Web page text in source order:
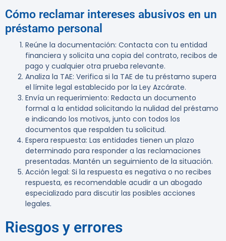
Cómo reclamar intereses abusivos en un
préstamo personal
Reúne la documentación: Contacta con tu entidad
financiera y solicita una copia del contrato, recibos de
pago y cualquier otra prueba relevante.
Analiza la TAE: Verifica si la TAE de tu préstamo supera
el límite legal establecido por la Ley Azcárate.
Envía un requerimiento: Redacta un documento
formal a la entidad solicitando la nulidad del préstamo
e indicando los motivos, junto con todos los
documentos que respalden tu solicitud.
Espera respuesta: Las entidades tienen un plazo
determinado para responder a las reclamaciones
presentadas. Mantén un seguimiento de la situación.
Acción legal: Si la respuesta es negativa o no recibes
respuesta, es recomendable acudir a un abogado
especializado para discutir las posibles acciones
legales.
Riesgos y errores